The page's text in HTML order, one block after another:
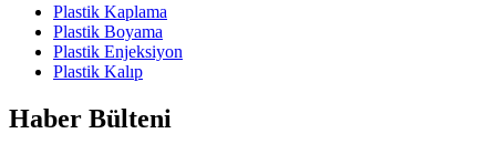
Plastik Kaplama
Plastik Boyama
Plastik Enjeksiyon
Plastik Kalıp
Haber Bülteni